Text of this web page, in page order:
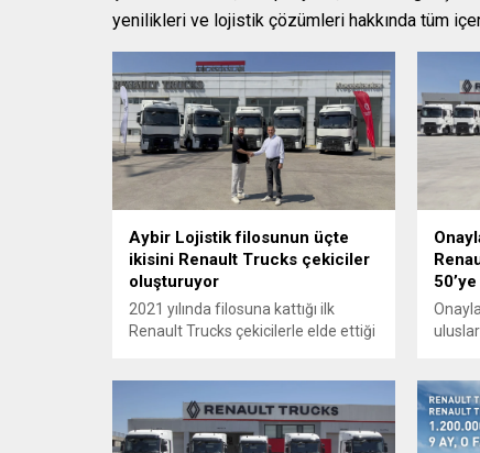
yenilikleri ve lojistik çözümleri hakkında tüm
Aybir Lojistik filosunun üçte
ikisini Renault Trucks çekiciler
oluşturuyor
2021 yılında filosuna kattığı ilk
Renault Trucks çekicilerle elde ettiği
performansın ardından Aybir
Lojistik, 5 adet yeni Renault Trucks
T 480 ADR çekici yatırımı